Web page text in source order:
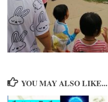
YOU MAY ALSO LIKE...